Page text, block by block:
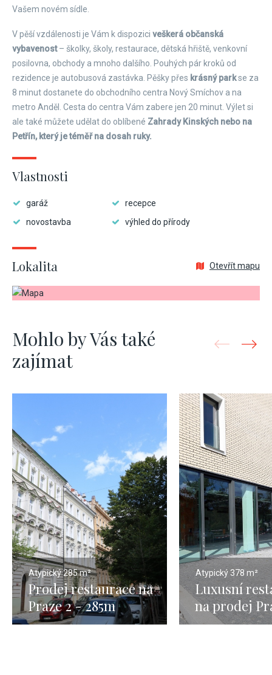
Vašem novém sídle.
V pěší vzdálenosti je Vám k dispozici veškerá občanská
vybavenost– školky, školy, restaurace, dětská hřiště, venkovní
posilovna, obchody a mnoho dalšího. Pouhých pár kroků od
rezidence je autobusová zastávka. Pěšky přes krásný parkse za
8 minut dostanete do obchodního centra Nový Smíchov a na
metro Anděl. Cesta do centra Vám zabere jen 20 minut. Výlet si
ale také můžete udělat do oblíbené Zahrady Kinských nebo na
Petřín, který je téměř na dosah ruky.
Vlastnosti
garáž
recepce
novostavba
výhled do přírody
Lokalita Otevřít mapu
Mohlo by Vás také
zajímat
Atypický285 m²
Prodej restaurace na
Praze 2 - 285m
Atypický378 m²
Luxusní
na prodej
378m